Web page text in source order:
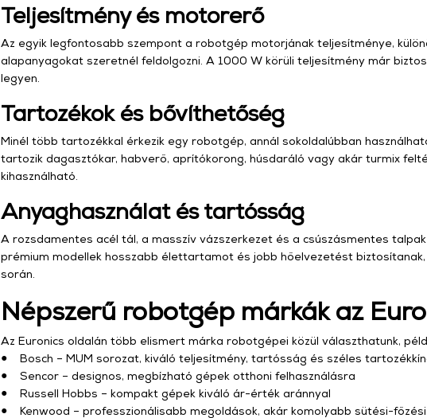
Teljesítmény és motorerő
Az egyik legfontosabb szempont a robotgép motorjának teljesítménye,
alapanyagokat szeretnél feldolgozni. A 1000 W körüli teljesítmény már
legyen.
Tartozékok és bővíthetőség
Minél több tartozékkal érkezik egy robotgép, annál sokoldalúbban
tartozik dagasztókar, habverő, aprítókorong, húsdaráló vagy akár turmix
kihasználható.
Anyaghasználat és tartósság
A rozsdamentes acél tál, a masszív vázszerkezet és a csúszásmentes
prémium modellek hosszabb élettartamot és jobb hőelvezetést
során.
Népszerű robotgép márkák az
Az Euronics oldalán több elismert márka robotgépei közül választhatunk,
● Bosch – MUM sorozat, kiváló teljesítmény, tartósság és széles
● Sencor – designos, megbízható gépek otthoni felhasználásra
● Russell Hobbs – kompakt gépek kiváló ár-érték aránnyal
● Kenwood – professzionálisabb megoldások, akár komolyabb sütési-